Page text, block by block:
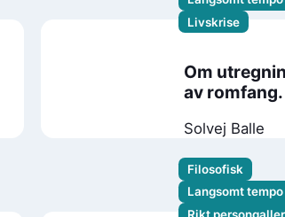
Livskrise
Om
av romfang.
Solvej Balle
Filosofisk
Langsomt tempo
Rikt